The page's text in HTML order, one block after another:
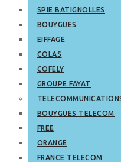
SPIE BATIGNOLLES
BOUYGUES
EIFFAGE
COLAS
COFELY
GROUPE FAYAT
BOUYGUES TELECOM
FREE
ORANGE
FRANCE TELECOM